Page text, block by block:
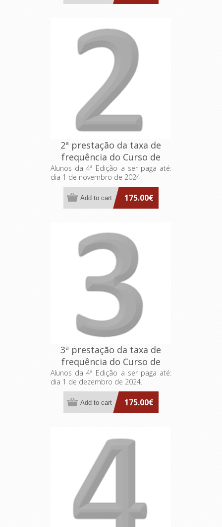
2ª prestação da taxa de
frequência do Curso de
Formação Especializada
FA>AP: Dirigentes
Intermédios
Alunos da 4ª Edição a ser paga até:
dia 1 de novembro de 2024.
175.00€
3ª prestação da taxa de
frequência do Curso de
Formação Especializada
FA>AP: Dirigentes
Intermédios
Alunos da 4ª Edição a ser paga até:
dia 1 de dezembro de 2024.
175.00€